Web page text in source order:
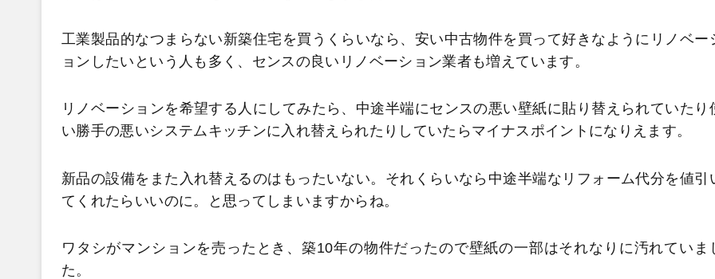
工業製品的なつまらない新築住宅を買うくらいなら、安い中古物件を買って好きなようにリノベー
ョンしたいという人も多く、センスの良いリノベーション業者も増えています。
リノベーションを希望する人にしてみたら、中途半端にセンスの悪い壁紙に貼り替えられていたり
い勝手の悪いシステムキッチンに入れ替えられたりしていたらマイナスポイントになりえます。
新品の設備をまた入れ替えるのはもったいない。それくらいなら中途半端なリフォーム代分を値引
てくれたらいいのに。と思ってしまいますからね。
ワタシがマンションを売ったとき、築10年の物件だったので壁紙の一部はそれなりに汚れていま
た。